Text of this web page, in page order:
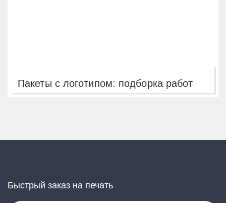
Пакеты с логотипом: подборка работ
Быстрый заказ на печать